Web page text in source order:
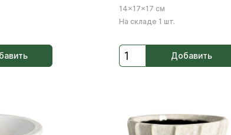
14×17×17 см
На складе 1 шт.
Добавить